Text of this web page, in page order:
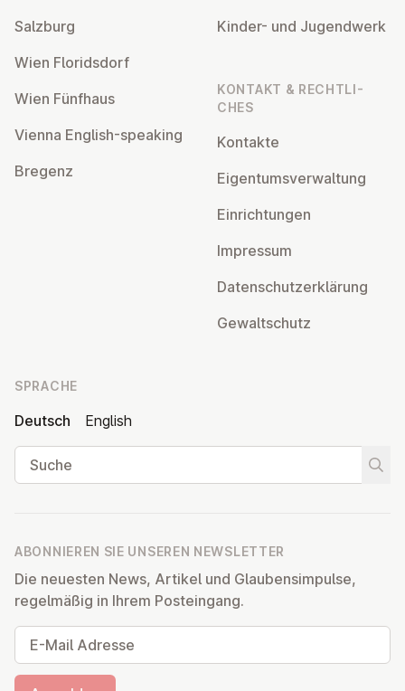
Salzburg
Wien Flo­rids­dorf
Wien Fünfhaus
Vienna English-speaking
Bregenz
Kinder- und Ju­gend­werk
KONTAKT & RECHT­LI­
CHES
Kontakte
Ei­gen­tums­ver­wal­tung
Ein­rich­tun­gen
Impressum
Da­ten­schutz­er­klä­rung
Ge­walt­schutz
SPRACHE
Deutsch
English
Suche
ABONNIEREN SIE UNSEREN NEWSLETTER
Die neuesten News, Artikel und Glaubensimpulse,
regelmäßig in Ihrem Posteingang.
E-Mail Adresse